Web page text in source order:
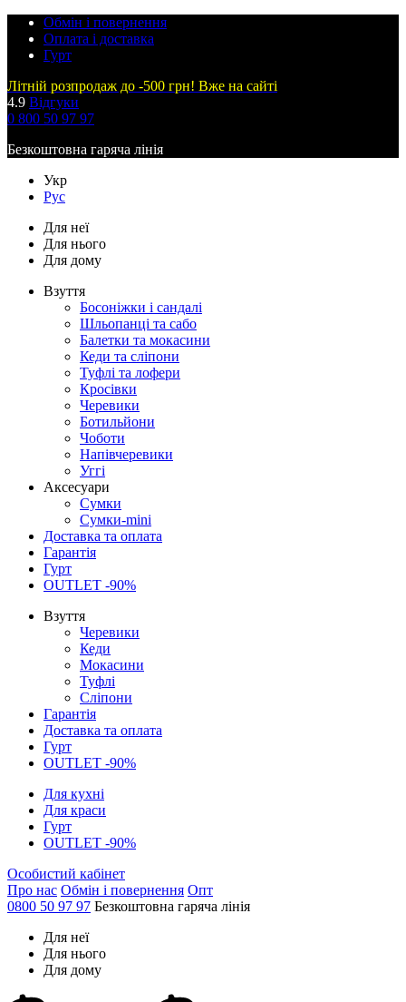
Обмін і повернення
Оплата і доставка
Гурт
Літній розпродаж до -500 грн! Вже на сайті
4.9 Відгуки
0 800 50 97 97
Безкоштовна гаряча лінія
Укр
Рус
Для неї
Для нього
Для дому
Взуття
Босоніжки і сандалі
Шльопанці та сабо
Балетки та мокасини
Кеди та сліпони
Туфлі та лофери
Кросівки
Черевики
Ботильйони
Чоботи
Напівчеревики
Уггі
Аксесуари
Сумки
Сумки-mini
Доставка та оплата
Гарантія
Гурт
OUTLET -90%
Взуття
Черевики
Кеди
Мокасини
Туфлі
Сліпони
Гарантія
Доставка та оплата
Гурт
OUTLET -90%
Для кухні
Для краси
Гурт
OUTLET -90%
Особистий кабінет
Про нас Обмін і повернення Опт
0800 50 97 97 Безкоштовна гаряча лінія
Для неї
Для нього
Для дому